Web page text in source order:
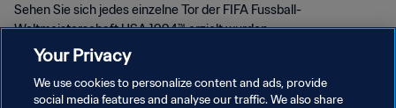
Sehen Sie sich jedes einzelne Tor der FIFA Fussball-
Weltmeisterschaft USA 1994™ erzielt wurden.
Your Privacy
We use cookies to personalize content and ads, provide
social media features and analyse our traffic. We also share